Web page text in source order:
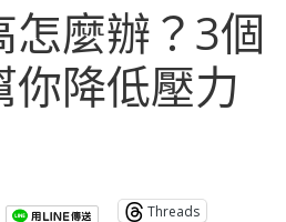
怎麼辦？3個
你降低壓力
Threads